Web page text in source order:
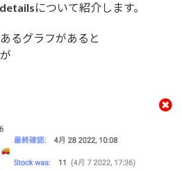
について紹介します。
るグラフがあると